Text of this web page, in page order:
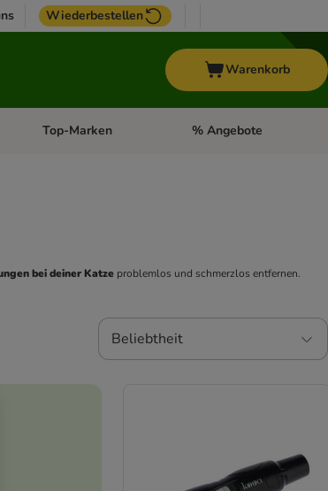
Wiederbestellen
Warenkorb
öffnen: Vogel
Kategorie-Menü öffnen: Pferd
Top-Marken Kategorie-Menü öffnen:
% Angebote
bei deiner Katze problemlos und schmerzlos entfernen.
Beliebtheit